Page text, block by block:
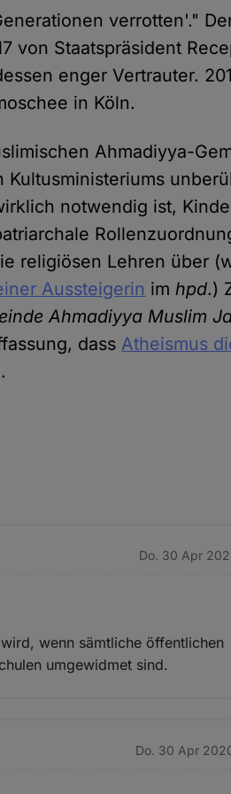
verrotten'."
von Staatspräsident
enger Vertrauter.
in Köln.
Ahmadiyya-
notwendig ist,
religiösen Lehren über
Aussteigerin imhpd.)
Ahmadiyya Muslim
dassAtheismus
Do. 30 Apr
wenn sämtliche öffentlichen
umgewidmet sind.
Do. 30 Apr